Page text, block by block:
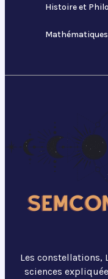
Histoire et
Les constellations,
sciences